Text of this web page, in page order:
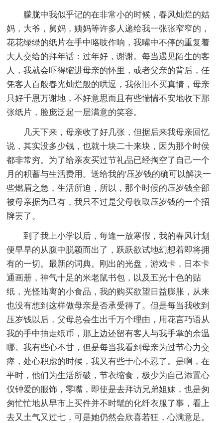
朦胧中我似乎记的在非常小的时候，春风灿烂的姑
妈，大爷，舅妈，姨妈等许多人递给我一张张窄窄的，
花花绿绿的纸片在手中咯吱作响，我嘴中不停的重复着
大人交给的拜年话：过年好，谢谢。每当遇见陌生的客
人，我就会吓得缩进母亲的怀里，或者父亲的背后，任
凭客人百般春光灿烂般的哄逗，我依旧不买真情，母亲
只好千恩万谢地，不好意思而且有些惴惴不安地收下那
张纸片，脸庞泛起一层满意的笑容。
几天下来，母亲收了好几张，但据后来我母亲回忆
说，其实没多少钱，也就十块二十来块，因为那个时侯
都非常穷。为了给亲友买过节礼品已经掏空了自己一个
月的积蓄与生活费用。送给我的'压岁钱的确可以解决一
些燃眉之急，生活所迫，所以，那个时候的压岁钱全部
被母亲据为己有，我只不过是父母收取压岁钱的一个招
牌罢了。
到了我上小学以后，每逢一放寒假，我的春风计划
便早早的从腹中脱颖而出了，跃跃欲试地幻想着即将拥
有的一切。最新的词典。刚出的光盘，游戏卡，日本卡
通画册，神气十足的米老鼠书包，以及五光十色的贴
纸，光怪陆离的小食品，我的购买欲望日益膨胀，从来
也没有想到这样做母亲是否承受得了。但是每当我收到
压岁钱以后，父母总会生出千万个理由，用花言巧语从
我的手中抽走纸币，那上边还留有客人与我手掌的余温
哪。我有些心不甘，但是每当我看到母亲为过节心力交
瘁，处心积虑的时候，我又有些于心不忍了。是啊，在
平时，他们为生活所破，节衣缩食，极少为自己添置心
仪钟爱的服饰，零嘴，即使是去拜访兄弟姐妹，也是匆
匆忙忙地从早市上买件并不时髦的化纤衣服了事，看上
去又土气又过七，可是她仍然会欣喜若狂，心满意足。